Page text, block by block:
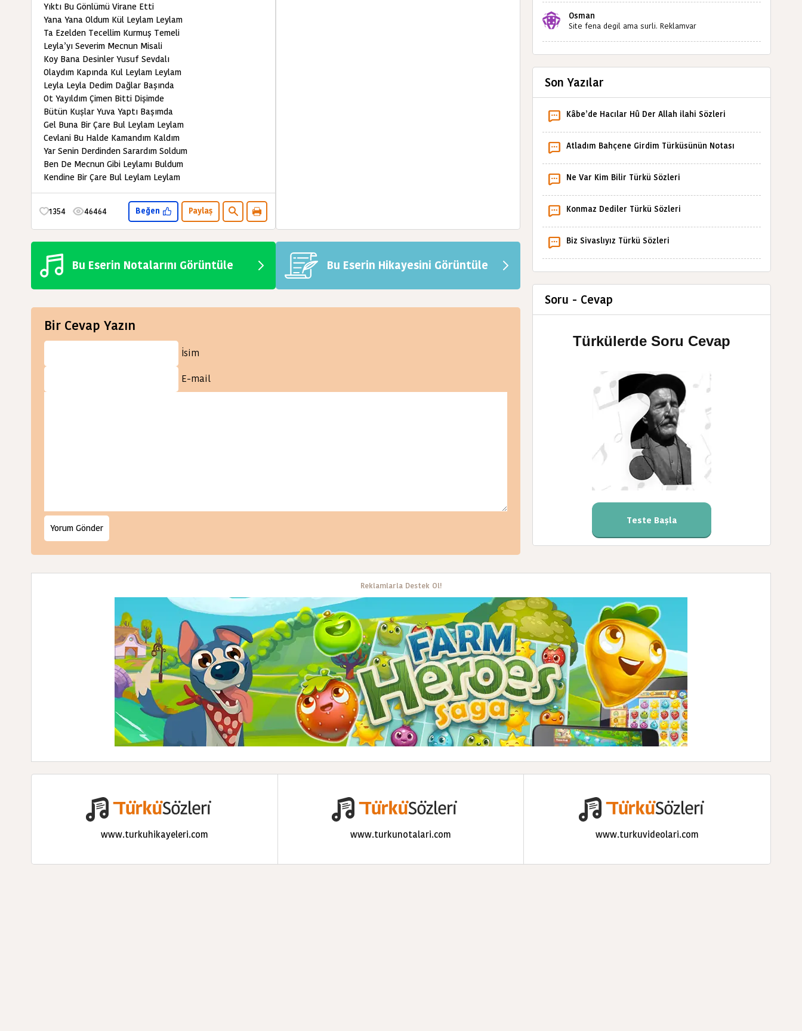
Yıktı Bu Gönlümü Virane Etti
Yana Yana Oldum Kül Leylam Leylam
Ta Ezelden Tecellim Kurmuş Temeli
Leyla’yı Severim Mecnun Misali
Koy Bana Desinler Yusuf Sevdalı
Olaydım Kapında Kul Leylam Leylam
Leyla Leyla Dedim Dağlar Başında
Ot Yayıldım Çimen Bitti Dişimde
Bütün Kuşlar Yuva Yaptı Başımda
Gel Buna Bir Çare Bul Leylam Leylam
Cevlani Bu Halde Kamandım Kaldım
Yar Senin Derdinden Sarardım Soldum
Ben De Mecnun Gibi Leylamı Buldum
Kendine Bir Çare Bul Leylam Leylam
1354 46464 Beğen Paylaş
Bu Eserin Notalarını Görüntüle Bu Eserin Hikayesini Görüntüle
Bir Cevap Yazın
İsim
E-mail
Osman
Site fena degil ama surli. Reklamvar
Son Yazılar
Kâbe’de Hacılar Hû Der Allah ilahi Sözleri
Atladım Bahçene Girdim Türküsünün Notası
Ne Var Kim Bilir Türkü Sözleri
Konmaz Dediler Türkü Sözleri
Biz Sivaslıyız Türkü Sözleri
Soru - Cevap
Türkülerde Soru Cevap
Teste Başla
Reklamlarla Destek Ol!
www.turkuhikayeleri.com www.turkunotalari.com www.turkuvideolari.com